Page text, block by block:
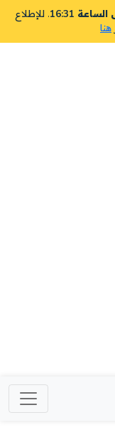
. للإطلاع
هنا